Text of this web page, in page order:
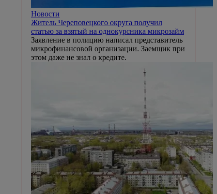
Новости
Житель Череповецкого округа получил
статью за взятый на однокурсника микрозайм
Заявление в полицию написал представитель
микрофинансовой организации. Заемщик при
этом даже не знал о кредите.